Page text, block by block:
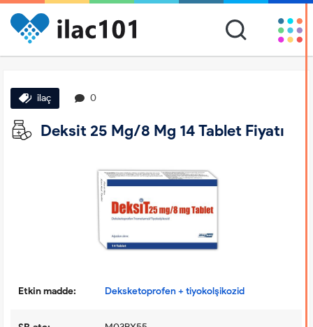
ilaç 0
Deksit 25 Mg/8 Mg 14 Tablet Fiyatı
Etkin madde: Deksketoprofen + tiyokolşikozid